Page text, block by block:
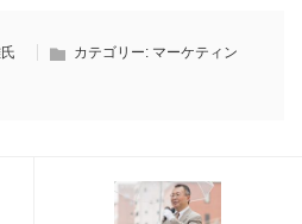
カテゴリー: マーケティン